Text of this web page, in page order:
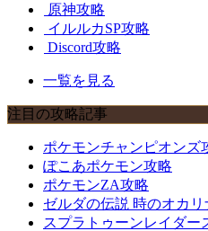
原神攻略
イルルカSP攻略
Discord攻略
一覧を見る
注目の攻略記事
ポケモンチャンピオンズ
ぽこあポケモン攻略
ポケモンZA攻略
ゼルダの伝説 時のオカリ
スプラトゥーンレイダー